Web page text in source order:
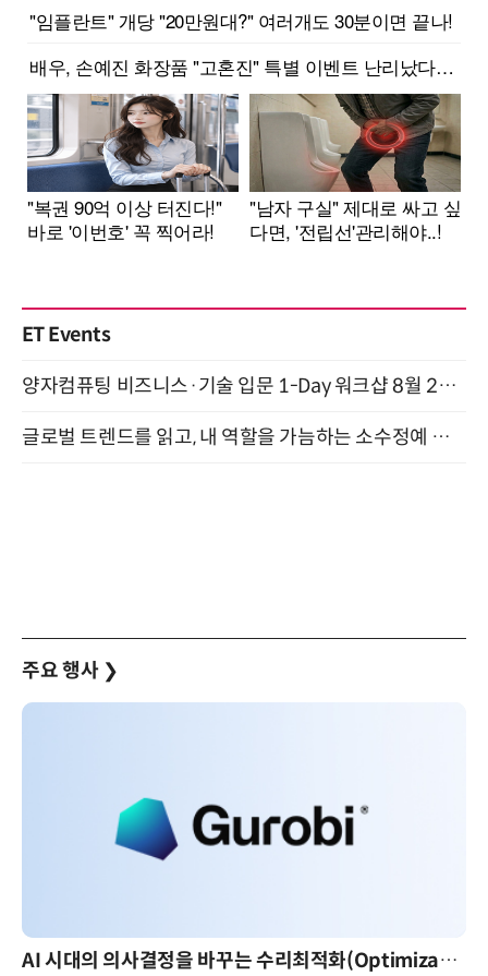
ET Events
양자컴퓨팅 비즈니스·기술 입문 1-Day 워크샵 8월 28일 개최
글로벌 트렌드를 읽고, 내 역할을 가늠하는 소수정예 실습 워크숍 (8/28)
주요 행사 ❯
AI 시대의 의사결정을 바꾸는 수리최적화(Optimization): 실제 산업 적용 사례와 활용 전략